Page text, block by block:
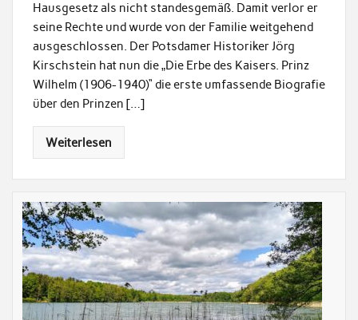
Hausgesetz als nicht standesgemäß. Damit verlor er
seine Rechte und wurde von der Familie weitgehend
ausgeschlossen. Der Potsdamer Historiker Jörg
Kirschstein hat nun die „Die Erbe des Kaisers. Prinz
Wilhelm (1906-1940)“ die erste umfassende Biografie
über den Prinzen […]
Weiterlesen